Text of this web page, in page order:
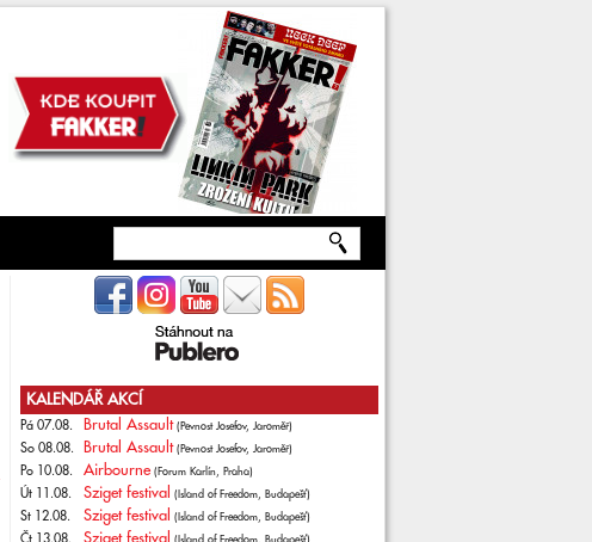
KALENDÁŘ AKCÍ
Pá 07.08. Brutal Assault (Pevnost Josefov, Jaroměř)
So 08.08. Brutal Assault (Pevnost Josefov, Jaroměř)
Po 10.08. Airbourne (Forum Karlín, Praha)
Út 11.08. Sziget festival (Island of Freedom, Budapešť)
St 12.08. Sziget festival (Island of Freedom, Budapešť)
Sziget festival (Island of Freedom, Budapešť)